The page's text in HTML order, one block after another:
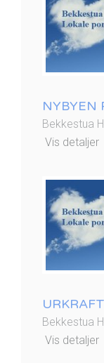
NYBYEN
Bekkestua
Vis detaljer
Bekkestua
Vis detaljer